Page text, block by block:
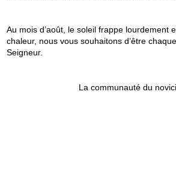
Au mois d’août, le soleil frappe lourdement
chaleur, nous vous souhaitons d’être
Seigneur.
La communauté du